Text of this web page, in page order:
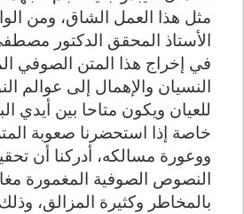
مثل هذا العمل الشاق، ومن
الأستاذ المحقق الدكتور
في إخراج هذا المتن الصوفي
النسيان والإهمال إلى عوالم
للعيان ويكون متاحا بين أيدي
خاصة إذا استحضرنا صعوبة
ووعورة مسالكه، أدركنا أن
النصوص الصوفية المغمورة
بالمخاطر وكثيرة المزالق،